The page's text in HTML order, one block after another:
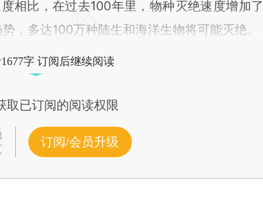
相比，在过去100年里，物种灭绝速度增加了
，多达100万种陆生和海洋生物将可能灭绝。
字 订阅后继续阅读
取已订阅的阅读权限
订阅/会员升级